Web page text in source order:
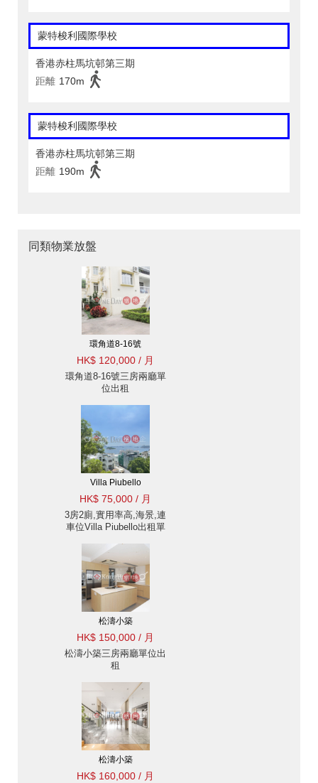
蒙特梭利國際學校
香港赤柱馬坑邨第三期
距離 170m
蒙特梭利國際學校
香港赤柱馬坑邨第三期
距離 190m
同類物業放盤
環角道8-16號
HK$ 120,000 / 月
環角道8-16號三房兩廳單
位出租
Villa Piubello
HK$ 75,000 / 月
3房2廁,實用率高,海景,連
車位Villa Piubello出租單
松濤小築
HK$ 150,000 / 月
松濤小築三房兩廳單位出
租
松濤小築
HK$ 160,000 / 月